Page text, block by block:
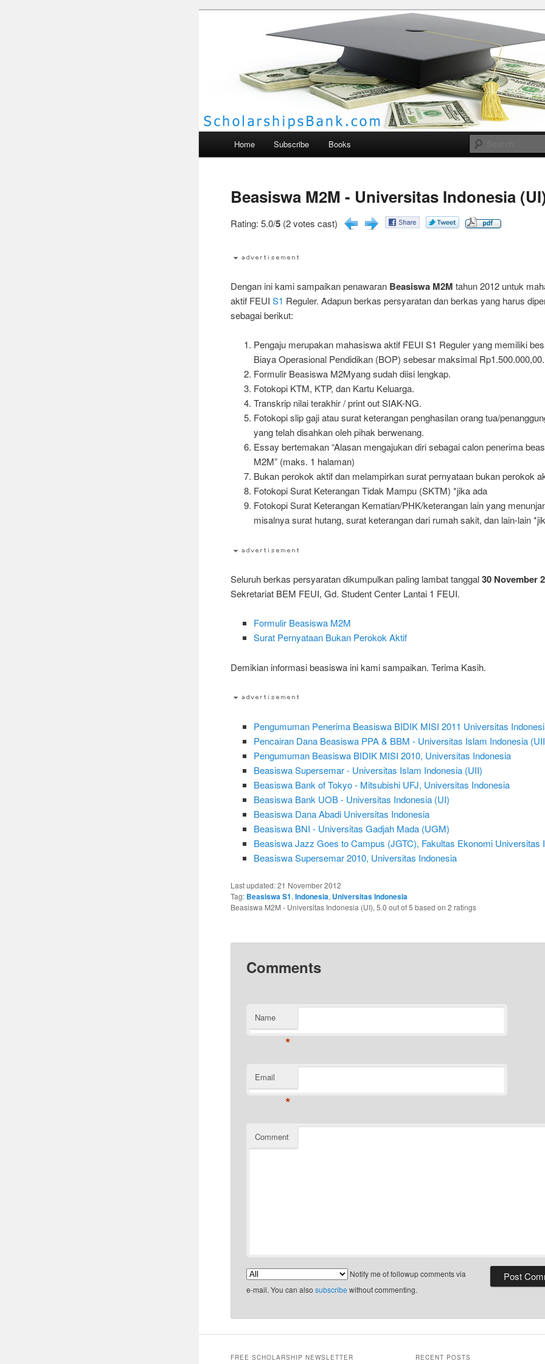
Scholarships Bank
Home Subscribe Books
Beasiswa M2M - Universitas Indonesia
Rating: 5.0/5 (2 votes cast)
Dengan ini kami sampaikan penawaran Beasiswa M2M tahun 2012 untuk
aktif FEUIS1 Reguler. Adapun berkas persyaratan dan berkas yang harus
sebagai berikut:
Pengaju merupakan mahasiswa aktif FEUI S1 Reguler yang memiliki
Biaya Operasional Pendidikan (BOP) sebesar maksimal Rp1.500.000,00.
Formulir Beasiswa M2Myang sudah diisi lengkap.
Fotokopi KTM, KTP, dan Kartu Keluarga.
Transkrip nilai terakhir / print out SIAK-NG.
Fotokopi slip gaji atau surat keterangan penghasilan orang tua/
yang telah disahkan oleh pihak berwenang.
Essay bertemakan “Alasan mengajukan diri sebagai calon penerima
M2M” (maks. 1 halaman)
Bukan perokok aktif dan melampirkan surat pernyataan bukan perokok
Fotokopi Surat Keterangan Tidak Mampu (SKTM) *jika ada
Fotokopi Surat Keterangan Kematian/PHK/keterangan lain yang
misalnya surat hutang, surat keterangan dari rumah sakit, dan lain-lain
Seluruh berkas persyaratan dikumpulkan paling lambat tanggal30 November
Sekretariat BEM FEUI, Gd. Student Center Lantai 1 FEUI.
Formulir Beasiswa M2M
Surat Pernyataan Bukan Perokok Aktif
Demikian informasi beasiswa ini kami sampaikan. Terima Kasih.
Pengumuman Penerima Beasiswa BIDIK MISI 2011 Universitas
Pencairan Dana Beasiswa PPA & BBM - Universitas Islam Indonesia
Pengumuman Beasiswa BIDIK MISI 2010, Universitas Indonesia
Beasiswa Supersemar - Universitas Islam Indonesia (UII)
Beasiswa Bank of Tokyo - Mitsubishi UFJ, Universitas Indonesia
Beasiswa Bank UOB - Universitas Indonesia (UI)
Beasiswa Dana Abadi Universitas Indonesia
Beasiswa BNI - Universitas Gadjah Mada (UGM)
Beasiswa Jazz Goes to Campus (JGTC), Fakultas Ekonomi Universitas
Beasiswa Supersemar 2010, Universitas Indonesia
Last updated:21 November 2012
Tag: Beasiswa S1,Indonesia, Universitas Indonesia
Beasiswa M2M - Universitas Indonesia (UI),5.0 out of5 based on2 ratings
Comments
Name
*
Email
*
Comment
Notify me of followup comments via
e-mail. You can also subscribe without commenting.
FREE SCHOLARSHIP NEWSLETTER RECENT POSTS